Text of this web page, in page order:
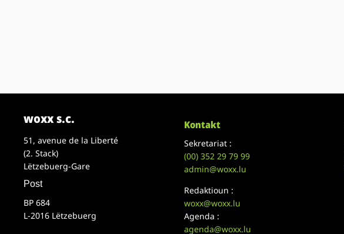
woxx s.c.
51, avenue de la Liberté
(2. Stack)
Lëtzebuerg-Gare
Post
BP 684
L-2016 Lëtzebuerg
Kontakt
Sekretariat :
(00)352 29 79 99
admin@woxx.lu
Redaktioun :
woxx@woxx.lu
Agenda :
agenda@woxx.lu